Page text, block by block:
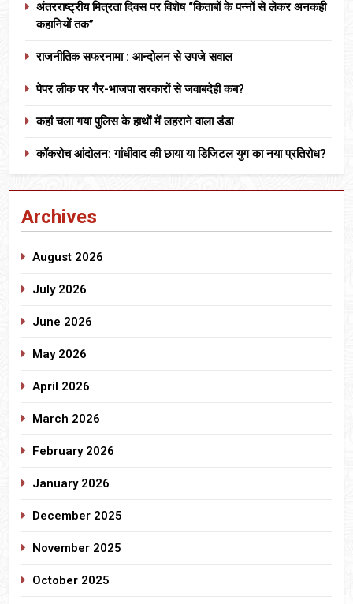
अंतरराष्ट्रीय मित्रता दिवस पर विशेष “किताबों के पन्नों से लेकर अनकही
कहानियों तक”
राजनीतिक सफरनामा : आन्दोलन से उपजे सवाल
पेपर लीक पर गैर-भाजपा सरकारों से जवाबदेही कब?
कहां चला गया पुलिस के हाथों में लहराने वाला डंडा
कॉकरोच आंदोलन: गांधीवाद की छाया या डिजिटल युग का नया प्रतिरोध?
Archives
August 2026
July 2026
June 2026
May 2026
April 2026
March 2026
February 2026
January 2026
December 2025
November 2025
October 2025